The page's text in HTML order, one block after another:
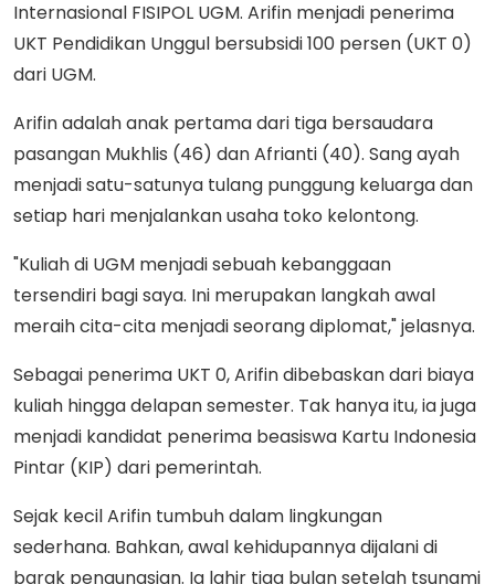
Internasional FISIPOL UGM. Arifin menjadi penerima
UKT Pendidikan Unggul bersubsidi 100 persen (UKT 0)
dari UGM.
Arifin adalah anak pertama dari tiga bersaudara
pasangan Mukhlis (46) dan Afrianti (40). Sang ayah
menjadi satu-satunya tulang punggung keluarga dan
setiap hari menjalankan usaha toko kelontong.
"Kuliah di UGM menjadi sebuah kebanggaan
tersendiri bagi saya. Ini merupakan langkah awal
meraih cita-cita menjadi seorang diplomat," jelasnya.
Sebagai penerima UKT 0, Arifin dibebaskan dari biaya
kuliah hingga delapan semester. Tak hanya itu, ia juga
menjadi kandidat penerima beasiswa Kartu Indonesia
Pintar (KIP) dari pemerintah.
Sejak kecil Arifin tumbuh dalam lingkungan
sederhana. Bahkan, awal kehidupannya dijalani di
barak pengungsian. Ia lahir tiga bulan setelah tsunami